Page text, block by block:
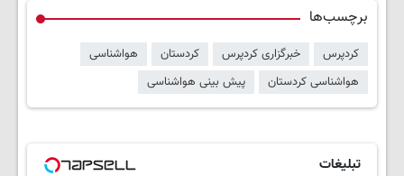
برچسب‌ها
کردپرس خبرگزاری کردپرس کردستان
هواشناسی
هواشناسی کردستان
پیش بینی هواشناسی
تبلیغات